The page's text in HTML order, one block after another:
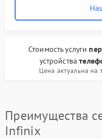
Стоимость услуги
устройства
Цена актуальна на
Преимущества
Infinix